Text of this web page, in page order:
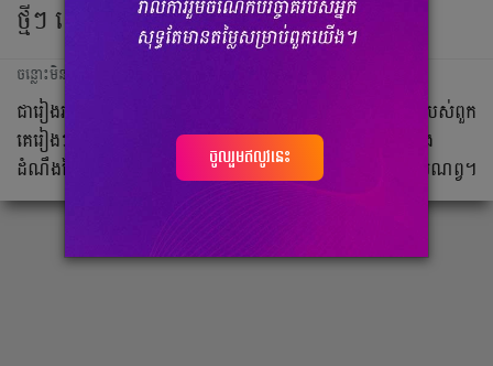
ថ្មីៗ នៅឆ្នាំ ២០២២ ខាងមុខ
ចន្លោះមិនឃើញ
ជារៀងរាល់ឆ្នាំ ក្រុមហ៊ុនកម្សាន្តរបស់កូរ៉េ តែង​បង្ហាញ​នូវ​ក្រុម​តារា​ថ្មី​របស់ពួក
គេរៀងៗខ្លួន។ អ្នកគាំទ្រជា​ច្រើននាក់ ពិតជា​រំភើប​ត្រកអរ ជាមួយនឹង​
ដំណឹង​នៃការ​បង្ហាញ​ខ្លួន​របស់​តារា​ថ្មីៗ ចេញពីក្រុមហ៊ុន​ដែល​ជា​ទីសំណព្វ។
ចូលរួមឥលូវនេះ